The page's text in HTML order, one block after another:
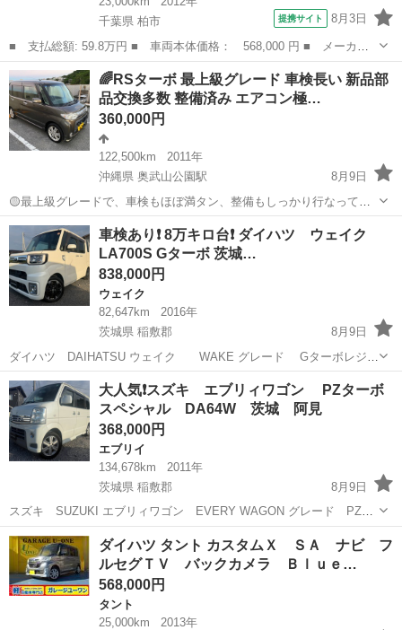
千葉県 柏市
提携サイト 8月3日
■ 支払総額: 59.8万円 ■ 車両本体価格： 568,000 円 ■ メーカー
名： ホンダ ■ 車種名： Ｎ－ＢＯＸカスタム ■ グレード名：
Ｇ・Ｌパッケージ スマキー アイドリングストップ パワースライ
ドドア ＨＩ...
千葉 柏市 N-BOX
🌈RSターボ 最上級グレード 車検長い 新品部
品交換多数 整備済み エアコン極…
360,000円
122,500km
2011年
沖縄県 奥武山公園駅
8月9日
🟡最上級グレードで、車検もほぼ満タン、整備もしっかり行なってい
ますのでお買得ですよ〜 【お問合せについて】 ・掲載している限り取
引可能ですので、取引可能ですか？の質問は不要です ・初回問合せ時
に、現車確認希望日時をご連絡頂...
沖縄 豊見城市 奥武山公園駅 ダイハツ
車検あり❗️ 8万キロ台❗️ ダイハツ ウェイク
LA700S Gターボ 茨城…
838,000円
ウェイク
82,647km
2016年
茨城県 稲敷郡
8月9日
ダイハツ DAIHATSU ウェイク WAKE グレード Gターボレジャ
ーエディションSA2 G turbo レジャーED SA2 LA700S 色
パールホワイトIII カラーコード W24 ⭐︎...
茨城 稲敷郡 ウェイク ワゴンR
大人気❗️スズキ エブリィワゴン PZターボ
スペシャル DA64W 茨城 阿見
368,000円
エブリイ
134,678km
2011年
茨城県 稲敷郡
8月9日
スズキ SUZUKI エブリィワゴン EVERY WAGON グレード PZタ
ーボスペシャル PZ turbo Special 型式 ABA-DA64W
色 パールホワイト カラーコード Z7T ...
茨城 稲敷郡 エブリイ
ダイハツ タント カスタムＸ ＳＡ ナビ フ
ルセグＴＶ バックカメラ Ｂｌｕｅ…
568,000円
タント
25,000km
2013年